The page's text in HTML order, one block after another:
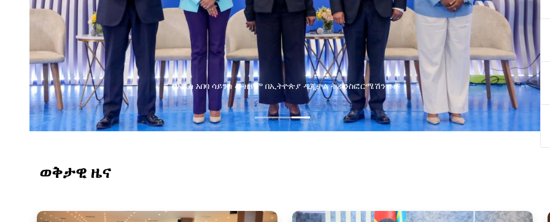
በአዲስ አበባ ሳይንስ ሙዚየም በኢትዮጵያ ዲጂታል ትራንስፎርሜሽን ጉዞ
ወቅታዊ ዜና